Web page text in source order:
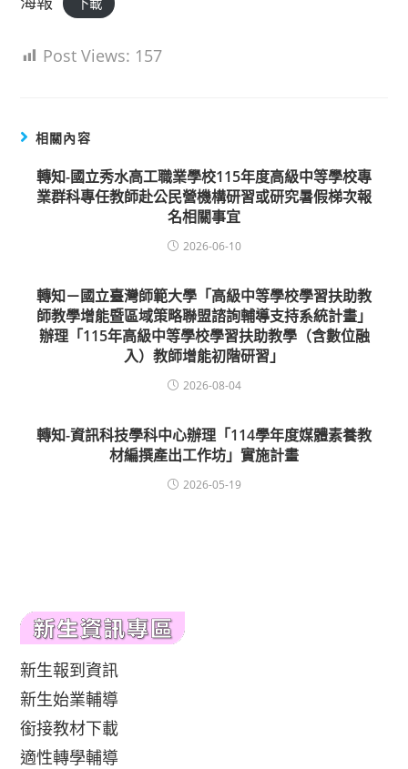
Post Views: 157
相關內容
轉知-國立秀水高工職業學校115年度高級中等學校專
業群科專任教師赴公民營機構研習或研究暑假梯次報
名相關事宜
2026-06-10
轉知－國立臺灣師範大學「高級中等學校學習扶助教
師教學增能暨區域策略聯盟諮詢輔導支持系統計畫」
辦理「115年高級中等學校學習扶助教學（含數位融
入）教師增能初階研習」
2026-08-04
轉知-資訊科技學科中心辦理「114學年度媒體素養教
材編撰產出工作坊」實施計畫
2026-05-19
新生報到資訊
新生始業輔導
銜接教材下載
適性轉學輔導